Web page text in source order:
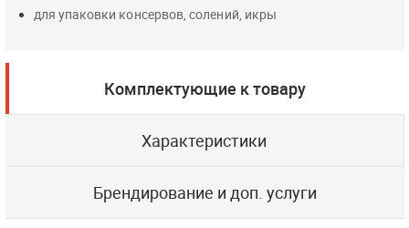
для упаковки консервов, солений, икры
Комплектующие к товару
Характеристики
Брендирование и доп. услуги